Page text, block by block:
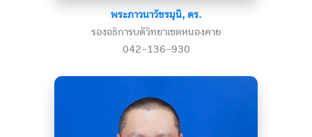
พระภาวนาวัชรมุนี, ดร.
รองอธิการบดีวิทยาเขตหนองคาย
042-136-930